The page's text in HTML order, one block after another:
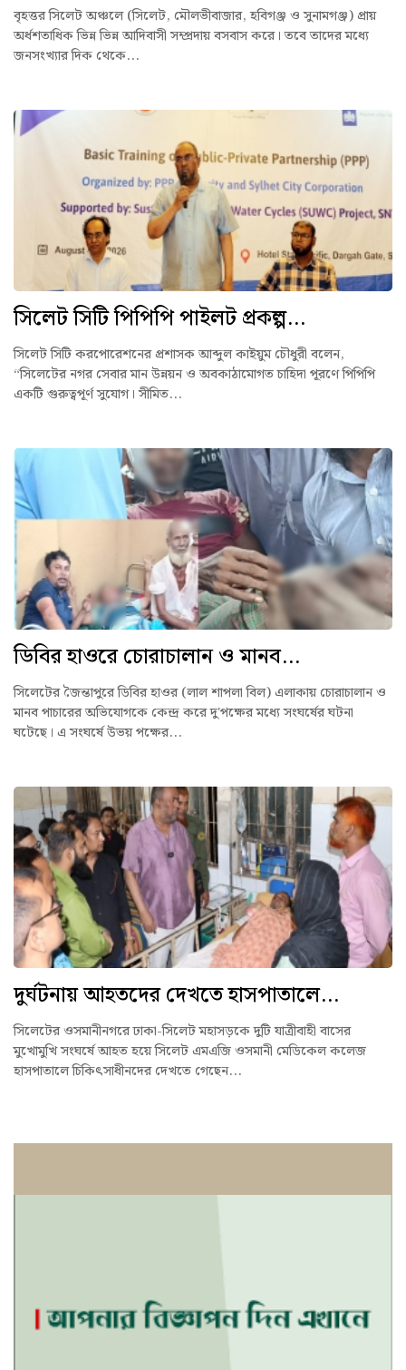
বৃহত্তর সিলেট অঞ্চলে (সিলেট, মৌলভীবাজার, হবিগঞ্জ ও সুনামগঞ্জ) প্রায়
অর্ধশতাধিক ভিন্ন ভিন্ন আদিবাসী সম্প্রদায় বসবাস করে। তবে তাদের মধ্যে
জনসংখ্যার দিক থেকে...
সিলেট সিটি পিপিপি পাইলট প্রকল্প...
সিলেট সিটি করপোরেশনের প্রশাসক আব্দুল কাইয়ুম চৌধুরী বলেন,
“সিলেটের নগর সেবার মান উন্নয়ন ও অবকাঠামোগত চাহিদা পূরণে পিপিপি
একটি গুরুত্বপূর্ণ সুযোগ। সীমিত...
ডিবির হাওরে চোরাচালান ও মানব...
সিলেটের জৈন্তাপুরে ডিবির হাওর (লাল শাপলা বিল) এলাকায় চোরাচালান ও
মানব পাচারের অভিযোগকে কেন্দ্র করে দু'পক্ষের মধ্যে সংঘর্ষের ঘটনা
ঘটেছে। এ সংঘর্ষে উভয় পক্ষের...
দুর্ঘটনায় আহতদের দেখতে হাসপাতালে...
সিলেটের ওসমানীনগরে ঢাকা-সিলেট মহাসড়কে দুটি যাত্রীবাহী বাসের
মুখোমুখি সংঘর্ষে আহত হয়ে সিলেট এমএজি ওসমানী মেডিকেল কলেজ
হাসপাতালে চিকিৎসাধীনদের দেখতে গেছেন...